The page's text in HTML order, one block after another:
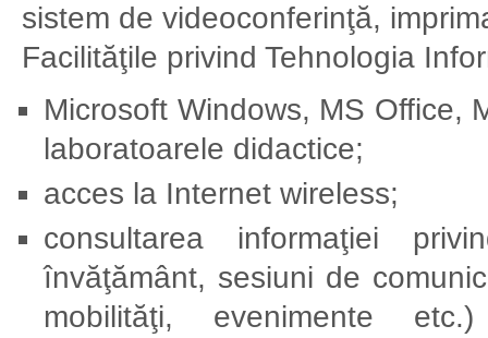
sistem de videoconferinţă,
Facilităţile privind Tehnologia
Microsoft Windows, MS Office,
laboratoarele didactice;
acces la Internet wireless;
consultarea informaţiei
învăţământ, sesiuni de
mobilităţi, evenimente